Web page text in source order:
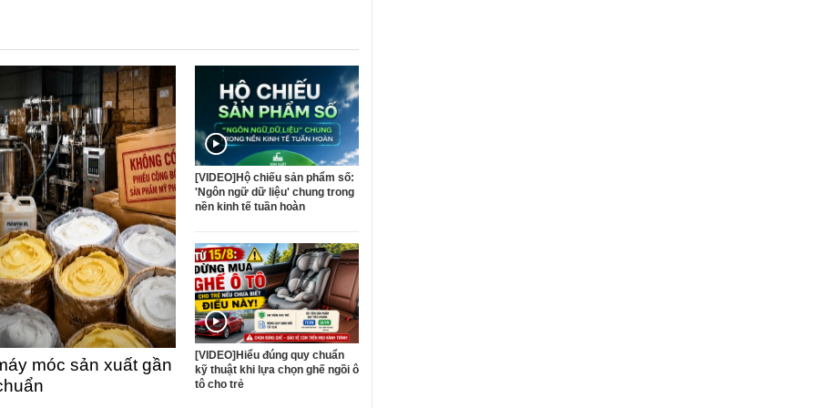
móc sản xuất gần
[VIDEO]Hộ chiếu sản phẩm số:
'Ngôn ngữ dữ liệu' chung trong
nền kinh tế tuần hoàn
[VIDEO]Hiểu đúng quy chuẩn
kỹ thuật khi lựa chọn ghế ngồi ô
tô cho trẻ